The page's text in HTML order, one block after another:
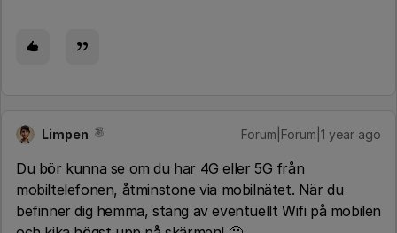
Limpen Forum|Forum|1 year ago
Du bör kunna se om du har 4G eller 5G från
mobiltelefonen, åtminstone via mobilnätet. När du
befinner dig hemma, stäng av eventuellt Wifi på mobilen